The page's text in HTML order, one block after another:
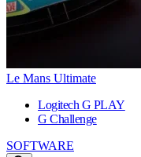
Le Mans Ultimate
Logitech G PLAY
G Challenge
SOFTWARE